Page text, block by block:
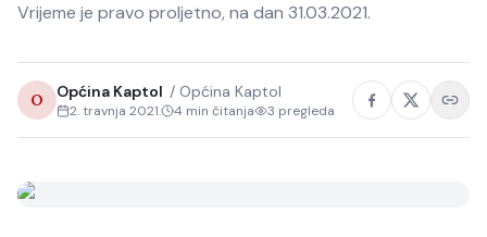
Gospodarstvo
Kultura
Vrijeme je pravo proljetno, na dan 31.03.2021.
O Općina Kaptol / Općina Kaptol
2. travnja 2021. 4 min čitanja 3 pregleda